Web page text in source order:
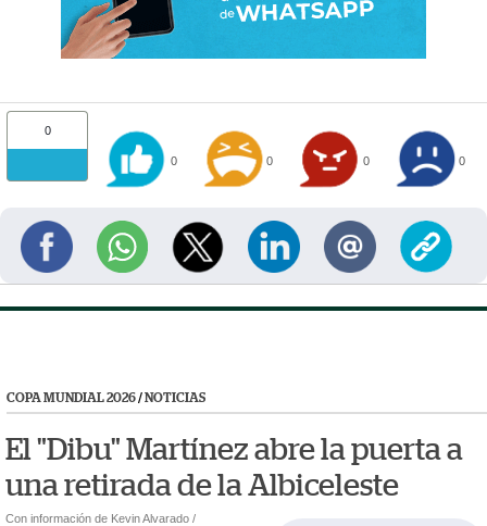
0
0 0 0 0
COPA MUNDIAL 2026/NOTICIAS
El "Dibu" Martínez abre la puerta a
una retirada de la Albiceleste
Con información de Kevin Alvarado /